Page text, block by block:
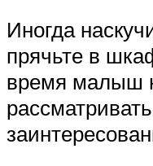
Иногда
прячьте в
время малыш